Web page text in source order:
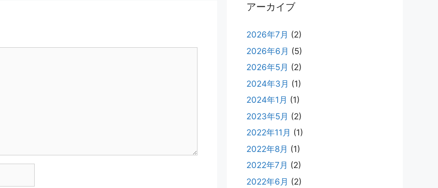
アーカイブ
2026年7月 (2)
2026年6月 (5)
2026年5月 (2)
2024年3月 (1)
2024年1月 (1)
2023年5月 (2)
2022年11月 (1)
2022年8月 (1)
2022年7月 (2)
2022年6月 (2)